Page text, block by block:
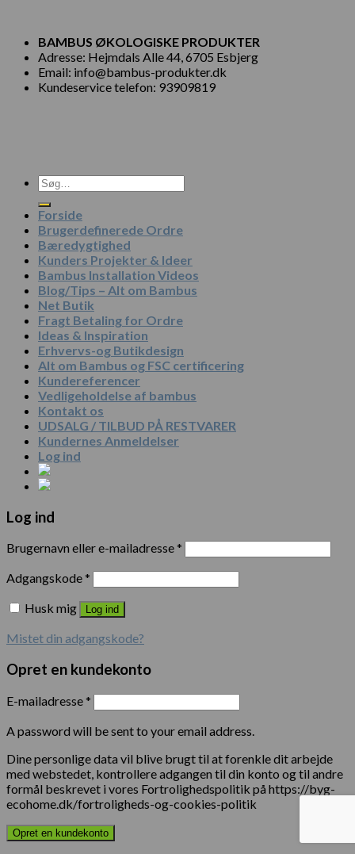
BAMBUS ØKOLOGISKE PRODUKTER
Adresse: Hejmdals Alle 44, 6705 Esbjerg
Email: info@bambus-produkter.dk
Kundeservice telefon: 93909819
Søg
efter:
Forside
Brugerdefinerede Ordre
Bæredygtighed
Kunders Projekter & Ideer
Bambus Installation Videos
Blog/Tips – Alt om Bambus
Net Butik
Fragt Betaling for Ordre
Ideas & Inspiration
Erhvervs-og Butikdesign
Alt om Bambus og FSC certificering
Kundereferencer
Vedligeholdelse af bambus
Kontakt os
UDSALG / TILBUD PÅ RESTVARER
Kundernes Anmeldelser
Log ind
Log ind
Brugernavn eller e-mailadresse*
Adgangskode*
Husk mig
Log ind
Mistet din adgangskode?
Opret en kundekonto
E-mailadresse*
A password will be sent to your email address.
Dine personlige data vil blive brugt til at forenkle dit arbejde
med webstedet, kontrollere adgangen til din konto og til andre
formål beskrevet i vores Fortrolighedspolitik på https://byg-
ecohome.dk/fortroligheds-og-cookies-politik
Opret en kundekonto